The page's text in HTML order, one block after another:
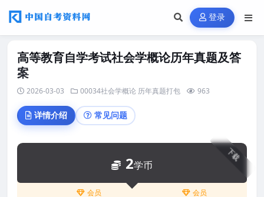
登录
高等教育自学考试社会学概论历年真题及答
案
2026-03-03 00034社会学概论 历年真题打包 963
详情介绍 常见问题
下载
2学币
会员 会员